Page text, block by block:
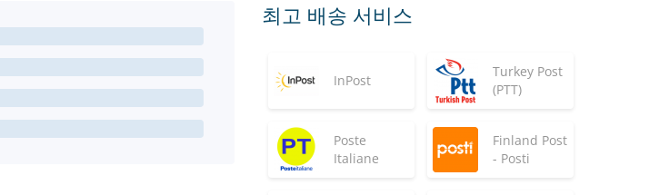
최고 배송 서비스
InPost
Turkey Post
(PTT)
Poste
Italiane
Finland Post
- Posti